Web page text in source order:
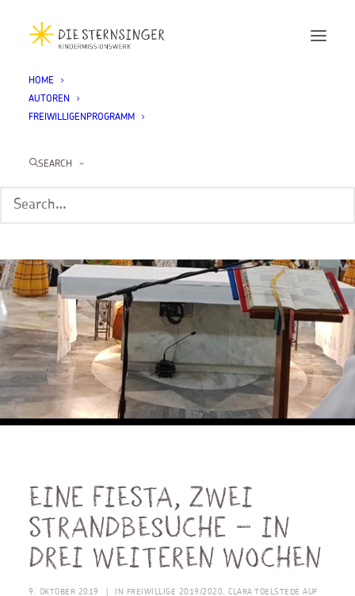
HOME
AUTOREN
FREIWILLIGENPROGRAMM
SEARCH
Eine Fiesta, zwei
Strandbesuche – in
drei weiteren Wochen
9. OKTOBER 2019 IN FREIWILLIGE 2019/2020 , CLARA TOELSTEDE AUF